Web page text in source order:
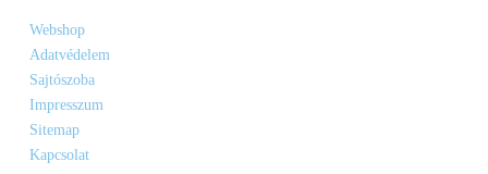
Webshop
Adatvédelem
Sajtószoba
Impresszum
Sitemap
Kapcsolat